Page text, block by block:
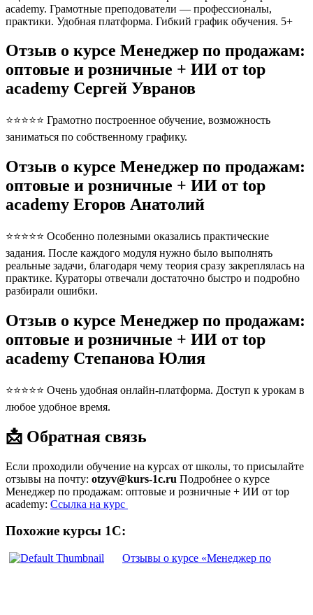
academy. Грамотные преподователи — профессионалы,
практики. Удобная платформа. Гибкий график обучения. 5+
Отзыв о курсе Менеджер по продажам:
оптовые и розничные + ИИ от top
academy Сергей Увранов
⭐⭐⭐⭐⭐ Грамотно построенное обучение, возможность
заниматься по собственному графику.
Отзыв о курсе Менеджер по продажам:
оптовые и розничные + ИИ от top
academy Егоров Анатолий
⭐⭐⭐⭐⭐ Особенно полезными оказались практические
задания. После каждого модуля нужно было выполнять
реальные задачи, благодаря чему теория сразу закреплялась на
практике. Кураторы отвечали достаточно быстро и подробно
разбирали ошибки.
Отзыв о курсе Менеджер по продажам:
оптовые и розничные + ИИ от top
academy Степанова Юлия
⭐⭐⭐⭐⭐ Очень удобная онлайн-платформа. Доступ к урокам в
любое удобное время.
📩 Обратная связь
Если проходили обучение на курсах от школы, то присылайте
отзывы на почту: otzyv@kurs-1c.ru Подробнее о курсе
Менеджер по продажам: оптовые и розничные + ИИ от top
academy: Ссылка на курс
Похожие курсы 1С:
Отзывы о курсе «Менеджер по